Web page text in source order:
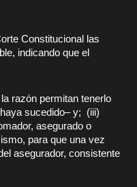
Constitucional las
indicando que el
razón permitan tenerlo
sucedido– y; (iii)
asegurado o
para que una vez
asegurador, consistente